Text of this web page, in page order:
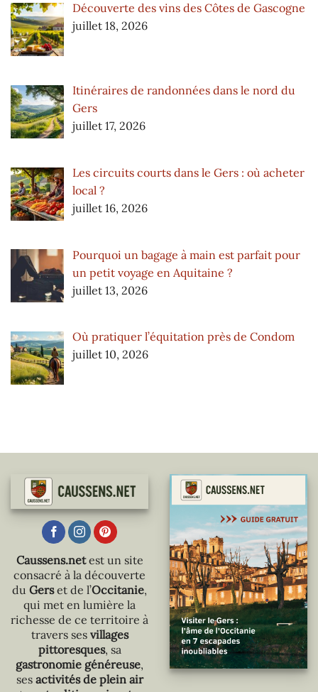
Découverte des vins des Côtes de Gascogne
juillet 18, 2026
Itinéraires de randonnées dans le nord du
Gers
juillet 17, 2026
Les circuits courts dans le Gers : où acheter
local ?
juillet 16, 2026
Pourquoi un bagage à main est parfait pour
un petit voyage en Aquitaine ?
juillet 13, 2026
Où pratiquer l’équitation près de Condom
juillet 10, 2026
Caussens.netest un site
consacré à la découverte
du Gerset de l’Occitanie,
qui met en lumière la
richesse de ce territoire à
travers ses villages
pittoresques, sa
gastronomie généreuse,
ses activités de plein air